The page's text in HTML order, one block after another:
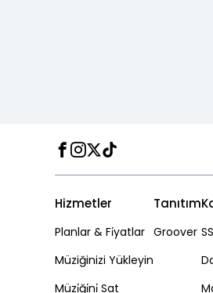
Facebook
Instagram
Twitter
TikTok
Hizmetler
Planlar & Fi̇yatlar
Müziğinizi Yükleyin
Müzi̇ği̇ni̇ Sat
Tanıtım
Groover